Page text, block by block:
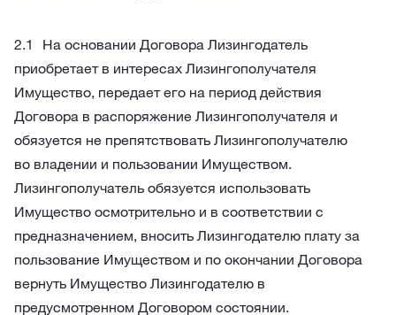
На основании Договора Лизингодатель
приобретает в интересах Лизингополучателя
Имущество, передает его на период действия
Договора в распоряжение Лизингополучателя и
обязуется не препятствовать Лизингополучателю
во владении и пользовании Имуществом.
Лизингополучатель обязуется использовать
Имущество осмотрительно и в соответствии с
предназначением, вносить Лизингодателю плату за
пользование Имуществом и по окончании Договора
вернуть Имущество Лизингодателю в
предусмотренном Договором состоянии.